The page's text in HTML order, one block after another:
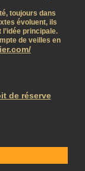
toujours dans
évoluent, ils
principale.
de veilles en
de réserve